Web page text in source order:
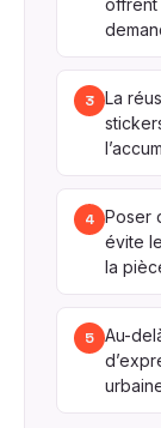
offrent
3 La
4 Poser
évite
la
5 Au-